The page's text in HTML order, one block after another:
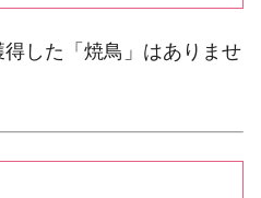
した「焼鳥」はありませ